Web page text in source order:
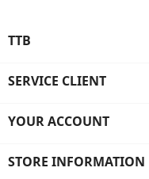
TTB
SERVICE CLIENT
YOUR ACCOUNT
STORE INFORMATION